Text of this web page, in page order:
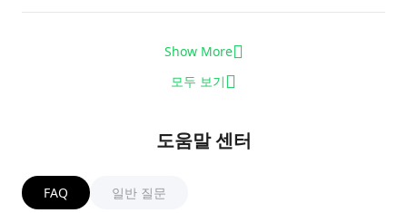
Show More
모두 보기
도움말 센터
FAQ 일반 질문